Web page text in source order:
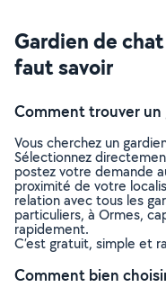
Gardien de
faut savoir
Comment trouver un
Vous cherchez un
Sélectionnez
postez votre demande
proximité de votre
relation avec tous les
particuliers, à Ormes,
rapidement.
C’est gratuit, simple et
Comment bien